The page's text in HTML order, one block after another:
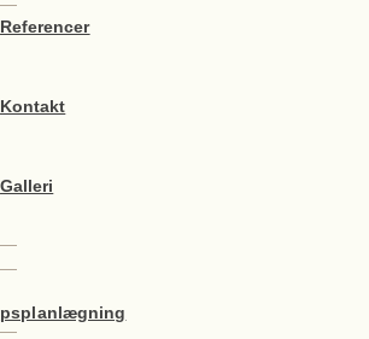
Referencer
Kontakt
Galleri